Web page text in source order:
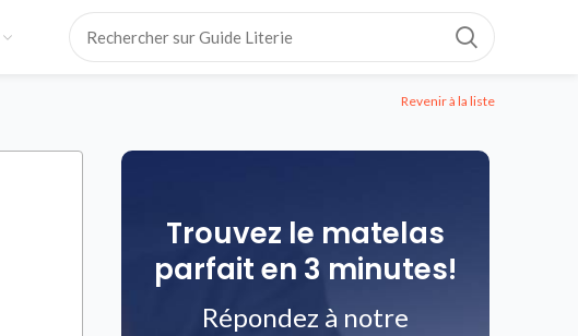
Revenir à la liste
Trouvez le matelas
parfait en 3 minutes!
Répondez à notre